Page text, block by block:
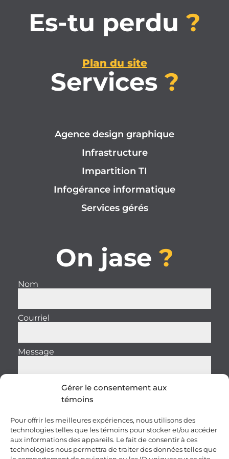
Gérer le consentement aux
témoins
Pour offrir les meilleures expériences, nous utilisons des
technologies telles que les témoins pour stocker et/ou accéder
aux informations des appareils. Le fait de consentir à ces
technologies nous permettra de traiter des données telles que
Es-tu perdu ?
Plan du site
Services ?
Agence design graphique
Infrastructure
Impartition TI
Infogérance informatique
Services gérés
On jase ?
Nom
Courriel
Message
Envoyer